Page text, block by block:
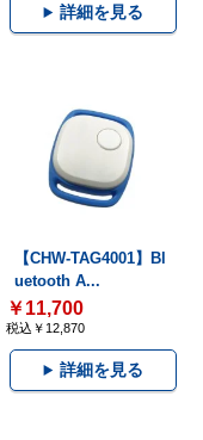
詳細を見る
【CHW-TAG4001】Bl
uetooth A...
￥11,700
税込￥12,870
詳細を見る